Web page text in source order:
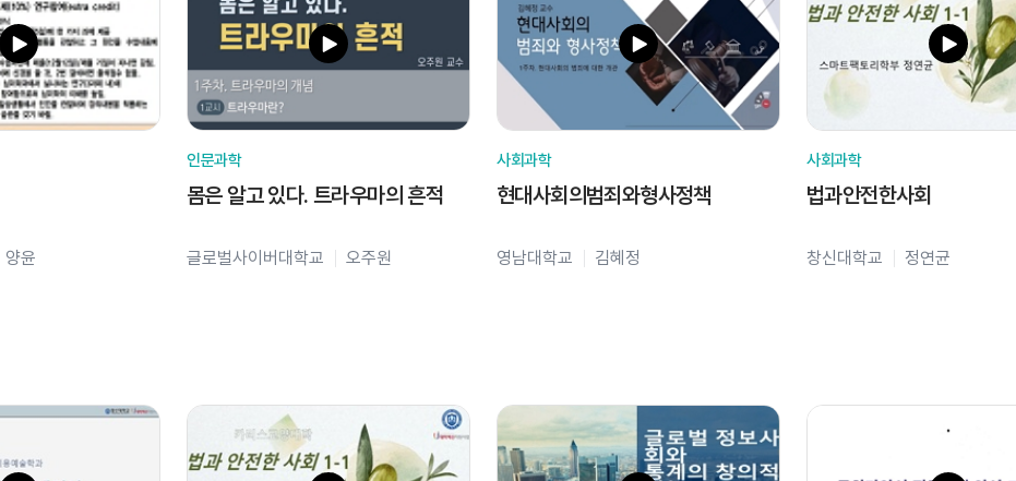
양윤
인문과학
몸은 알고 있다. 트라우마의 흔적
글로벌사이버대학교 오주원
사회과학
현대사회의범죄와형사정책
영남대학교 김혜정
사회과학
법과안전한사회
창신대학교 정연균